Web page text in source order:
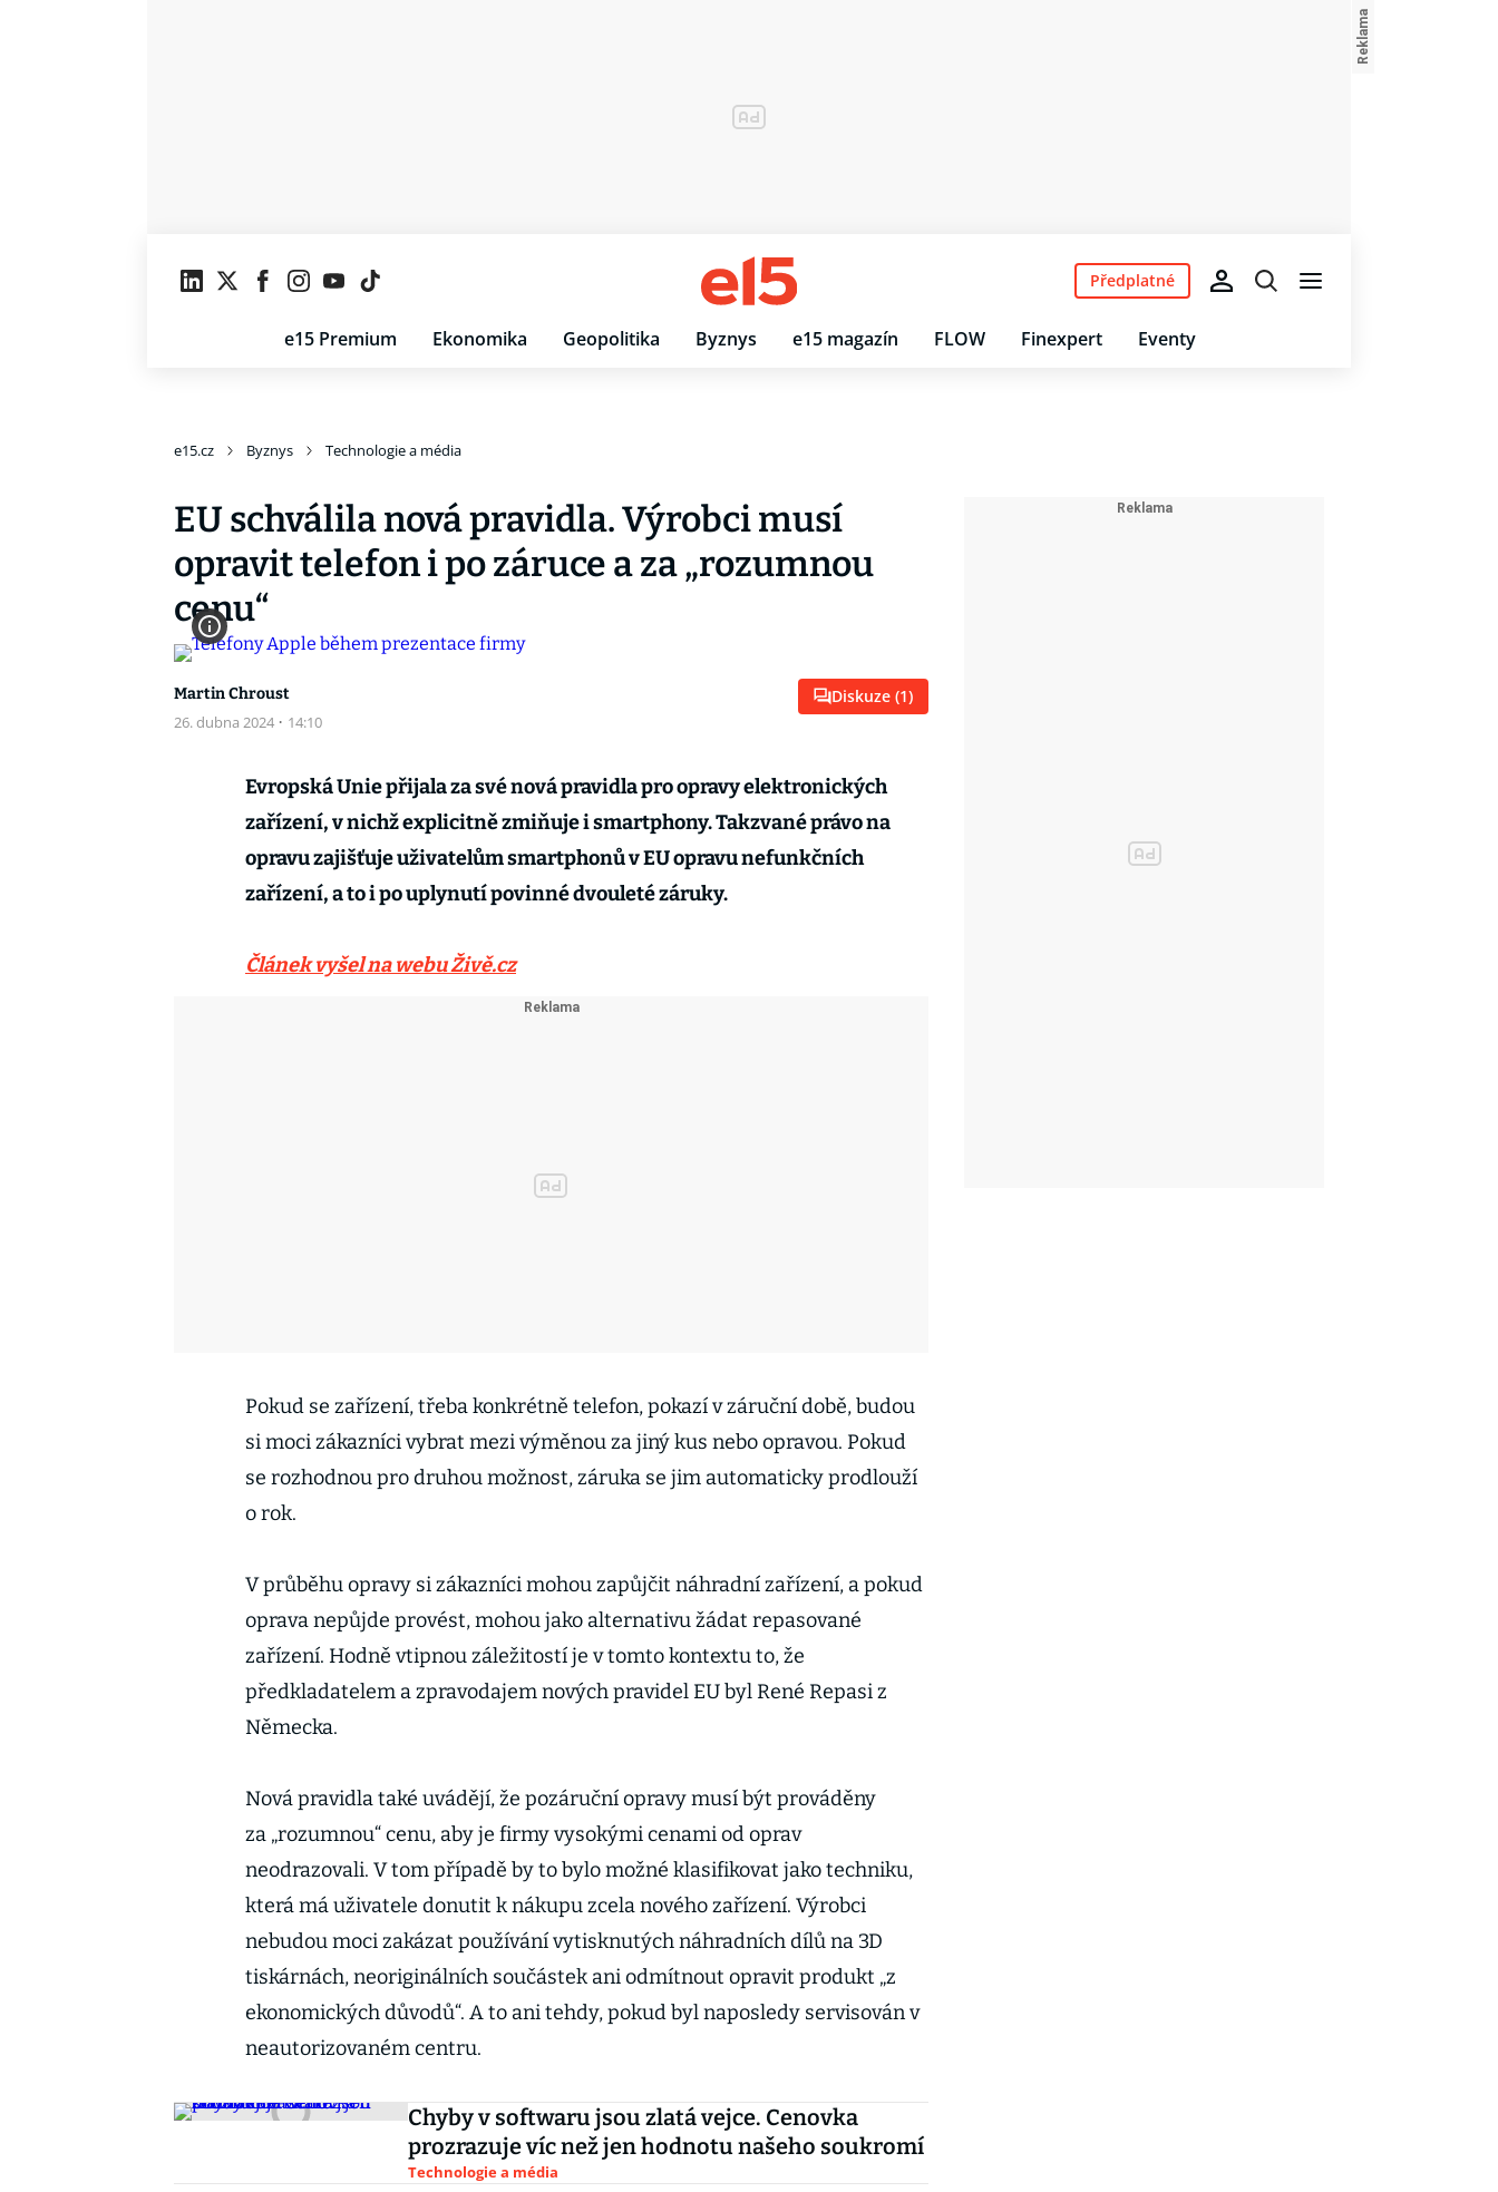
e15 Premium Ekonomika Geopolitika Byznys e15 magazín FLOW Finexpert Eventy
Předplatné
e15.cz Byznys Technologie a média
EU schválila nová pravidla. Výrobci musí
opravit telefon i po záruce a za „rozumnou
cenu“
Martin Chroust
26. dubna 2024 · 14:10
Diskuze (1)
Evropská Unie přijala za své nová pravidla pro opravy elektronických
zařízení, v nichž explicitně zmiňuje i smartphony. Takzvané právo na
opravu zajišťuje uživatelům smartphonů v EU opravu nefunkčních
zařízení, a to i po uplynutí povinné dvouleté záruky.
Článek vyšel na webu Živě.cz
Pokud se zařízení, třeba konkrétně telefon, pokazí v záruční době, budou
si moci zákazníci vybrat mezi výměnou za jiný kus nebo opravou. Pokud
se rozhodnou pro druhou možnost, záruka se jim automaticky prodlouží
o rok.
V průběhu opravy si zákazníci mohou zapůjčit náhradní zařízení, a pokud
oprava nepůjde provést, mohou jako alternativu žádat repasované
zařízení. Hodně vtipnou záležitostí je v tomto kontextu to, že
předkladatelem a zpravodajem nových pravidel EU byl René Repasi z
Německa.
Nová pravidla také uvádějí, že pozáruční opravy musí být prováděny
za „rozumnou“ cenu, aby je firmy vysokými cenami od oprav
neodrazovali. V tom případě by to bylo možné klasifikovat jako techniku,
která má uživatele donutit k nákupu zcela nového zařízení. Výrobci
nebudou moci zakázat používání vytisknutých náhradních dílů na 3D
tiskárnách, neoriginálních součástek ani odmítnout opravit produkt „z
ekonomických důvodů“. A to ani tehdy, pokud byl naposledy servisován v
neautorizovaném centru.
Chyby v softwaru jsou zlatá vejce. Cenovka
prozrazuje víc než jen hodnotu našeho soukromí
Technologie a média